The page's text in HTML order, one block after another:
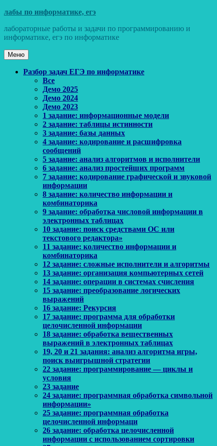
Перейти
содержимому
лабы по информатике, егэ
лабораторные работы и задачи по программированию и
информатике, егэ по информатике
Меню
Основное
Разбор задач ЕГЭ по информатике
Все
Демо 2025
Демо 2024
Демо 2023
1 задание: информационные модели
2 задание: таблицы истинности
3 задание: базы данных
4 задание: кодирование и расшифровка
сообщений
5 задание: анализ алгоритмов и исполнители
6 задание: анализ простейших программ
7 задание: кодирование графической и звуковой
информации
8 задание: количество информации и
комбинаторика
9 задание: обработка числовой информации в
электронных таблицах
10 задание: поиск средствами ОС или
текстового редактора»
11 задание: количество информации и
комбинаторика
12 задание: сложные исполнители и алгоритмы
13 задание: организация компьютерных сетей
14 задание: операции в системах счисления
15 задание: преобразование логических
выражений
16 задание: Рекурсия
17 задание: программа для обработки
целочисленной информации
18 задание: обработка вещественных
выражений в электронных таблицах
19, 20 и 21 задания: анализ алгоритма игры,
поиск выигрышной стратегии
22 задание: программирование — циклы и
условия
23 задание
24 задание: программная обработка символьной
информации»
25 задание: программная обработка
целочисленной информаци
26 задание: обработка целочисленной
информации с использованием сортировки